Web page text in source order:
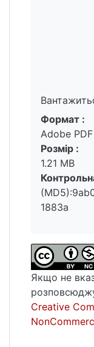
Формат :
Adobe PDF
Розмір :
1.21 MB
1883a
Якщо не
Creative